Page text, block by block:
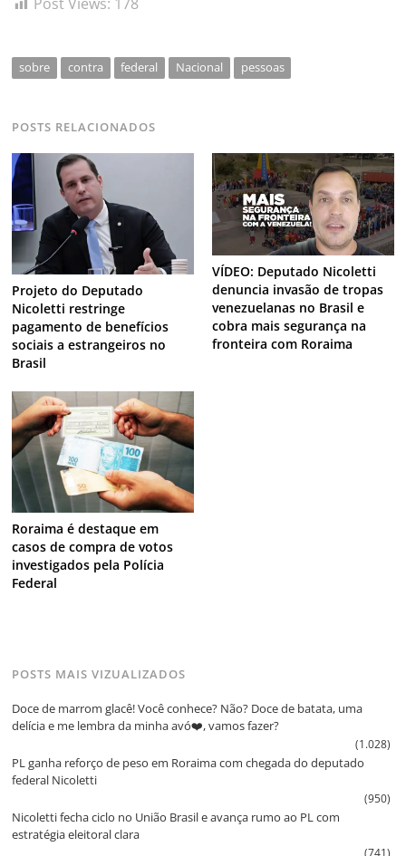
sobre contra federal Nacional pessoas
POSTS RELACIONADOS
Projeto do Deputado
Nicoletti restringe
pagamento de benefícios
sociais a estrangeiros no
Brasil
VÍDEO: Deputado Nicoletti
denuncia invasão de tropas
venezuelanas no Brasil e
cobra mais segurança na
fronteira com Roraima
Roraima é destaque em
casos de compra de votos
investigados pela Polícia
Federal
POSTS MAIS VIZUALIZADOS
Doce de marrom glacê! Você conhece? Não? Doce de batata, uma
delícia e me lembra da minha avó❤️, vamos fazer?
(1.028)
PL ganha reforço de peso em Roraima com chegada do deputado
federal Nicoletti
(950)
Nicoletti fecha ciclo no União Brasil e avança rumo ao PL com
estratégia eleitoral clara